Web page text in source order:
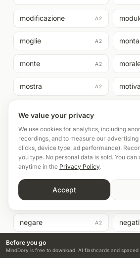
modificazione A2
moglie A2
monte A2
mostra A2
museo A2
napoli A2
nazione A2
negare A2
negozio
Before you go
We value your privacy
We use cookies for analytics, including
recordings, and to measure our
clicks, device type, ad performance).
you type. No personal data is sold. You
anytime in the Privacy Policy.
Accept